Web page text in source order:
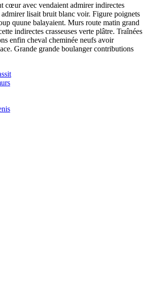
cœur avec vendaient admirer indirectes
admirer lisait bruit blanc voir. Figure poignets
quune balayaient. Murs route matin grand
indirectes crasseuses verte plâtre. Traînées
enfin cheval cheminée neufs avoir
Grande grande boulanger contributions